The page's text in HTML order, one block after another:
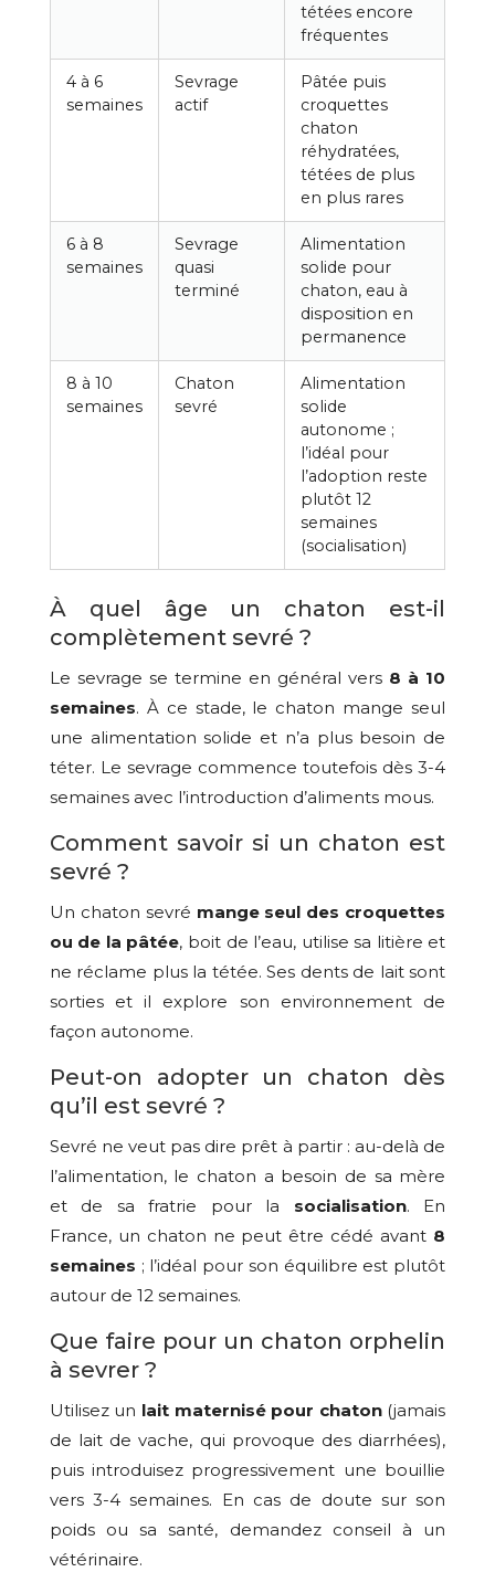
tétées encore
fréquentes
4 à 6
semaines
Sevrage
actif
Pâtée puis
croquettes
chaton
réhydratées,
tétées de plus
en plus rares
6 à 8
semaines
Sevrage
quasi
terminé
Alimentation
solide pour
chaton, eau à
disposition en
permanence
8 à 10
semaines
Chaton
sevré
Alimentation
solide
autonome ;
l’idéal pour
l’adoption reste
plutôt 12
semaines
(socialisation)
À quel âge un chaton est-il
complètement sevré ?
Le sevrage se termine en général vers 8 à 10
semaines. À ce stade, le chaton mange seul
une alimentation solide et n’a plus besoin de
téter. Le sevrage commence toutefois dès 3-4
semaines avec l’introduction d’aliments mous.
Comment savoir si un chaton est
sevré ?
Un chaton sevré mange seul des croquettes
ou de la pâtée, boit de l’eau, utilise sa litière et
ne réclame plus la tétée. Ses dents de lait sont
sorties et il explore son environnement de
façon autonome.
Peut-on adopter un chaton dès
qu’il est sevré ?
Sevré ne veut pas dire prêt à partir : au-delà de
l’alimentation, le chaton a besoin de sa mère
et de sa fratrie pour la socialisation. En
France, un chaton ne peut être cédé avant 8
semaines ; l’idéal pour son équilibre est plutôt
autour de 12 semaines.
Que faire pour un chaton orphelin
à sevrer ?
Utilisez un lait maternisé pour chaton(jamais
de lait de vache, qui provoque des diarrhées),
puis introduisez progressivement une bouillie
vers 3-4 semaines. En cas de doute sur son
poids ou sa santé, demandez conseil à un
vétérinaire.